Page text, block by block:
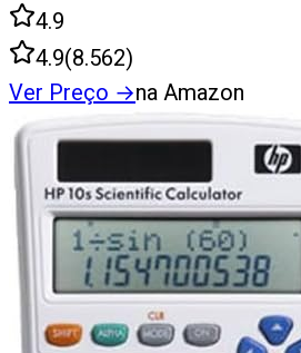
4.9
4.9(8.562)
Ver Preço →na Amazon